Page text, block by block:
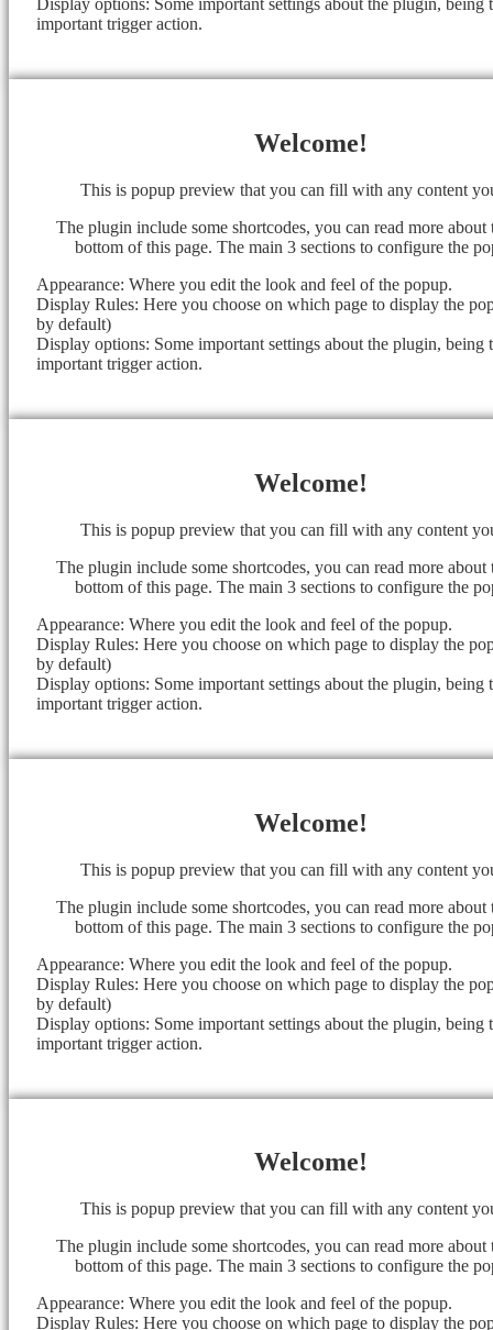
Display options: Some important settings about the plugin, being
important trigger action.
Welcome!
This is popup preview that you can fill with any content
The plugin include some shortcodes, you can read more about
bottom of this page. The main 3 sections to configure the
Appearance: Where you edit the look and feel of the popup.
Display Rules: Here you choose on which page to display the
by default)
Display options: Some important settings about the plugin, being
important trigger action.
Welcome!
This is popup preview that you can fill with any content
The plugin include some shortcodes, you can read more about
bottom of this page. The main 3 sections to configure the
Appearance: Where you edit the look and feel of the popup.
Display Rules: Here you choose on which page to display the
by default)
Display options: Some important settings about the plugin, being
important trigger action.
Welcome!
This is popup preview that you can fill with any content
The plugin include some shortcodes, you can read more about
bottom of this page. The main 3 sections to configure the
Appearance: Where you edit the look and feel of the popup.
Display Rules: Here you choose on which page to display the
by default)
Display options: Some important settings about the plugin, being
important trigger action.
Welcome!
This is popup preview that you can fill with any content
The plugin include some shortcodes, you can read more about
bottom of this page. The main 3 sections to configure the
Appearance: Where you edit the look and feel of the popup.
Display Rules: Here you choose on which page to display the